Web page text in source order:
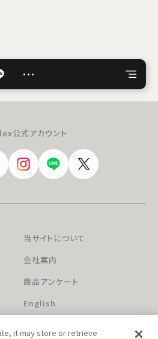
…
公式アカウント
当サイトについて
会社案内
商品アンケート
English
it may store or retrieve